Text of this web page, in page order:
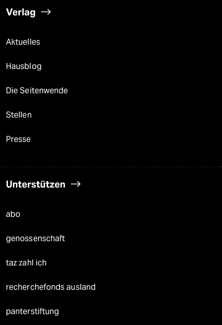
Verlag
Aktuelles
Hausblog
Die Seitenwende
Stellen
Presse
Unterstützen
abo
genossenschaft
taz zahl ich
recherchefonds ausland
panterstiftung